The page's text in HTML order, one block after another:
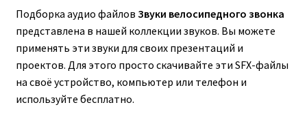
Подборка аудио файлов Звуки велосипедного звонка
представлена в нашей коллекции звуков. Вы можете
применять эти звуки для своих презентаций и
проектов. Для этого просто скачивайте эти SFX-файлы
на своё устройство, компьютер или телефон и
используйте бесплатно.